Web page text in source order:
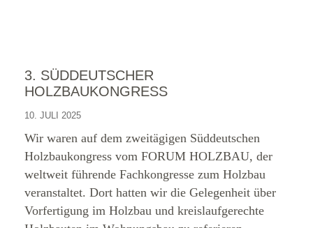
3. SÜDDEUTSCHER
HOLZBAUKONGRESS
10. JULI 2025
Wir waren auf dem zweitägigen Süddeutschen
Holzbaukongress vom FORUM HOLZBAU, der
weltweit führende Fachkongresse zum Holzbau
veranstaltet. Dort hatten wir die Gelegenheit über
Vorfertigung im Holzbau und kreislaufgerechte